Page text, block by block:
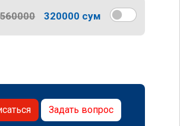
320000 сум
Задать вопрос